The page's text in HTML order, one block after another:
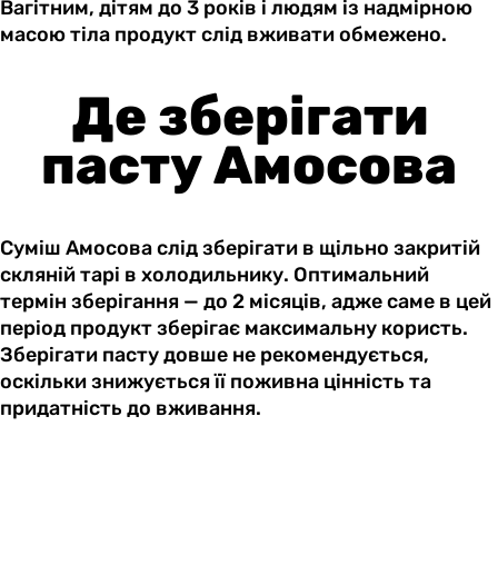
Вагітним, дітям до 3 років і людям із надмірною
масою тіла продукт слід вживати обмежено.
Де зберігати
пасту Амосова
Суміш Амосова слід зберігати в щільно закритій
скляній тарі в холодильнику. Оптимальний
термін зберігання — до 2 місяців, адже саме в цей
період продукт зберігає максимальну користь.
Зберігати пасту довше не рекомендується,
оскільки знижується її поживна цінність та
придатність до вживання.